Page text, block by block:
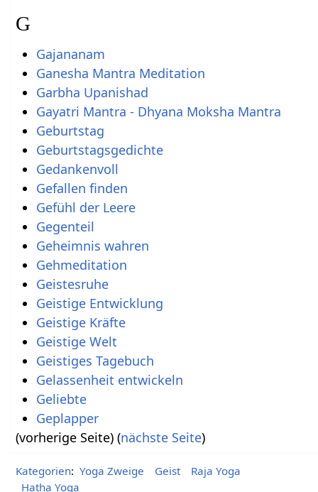
G
Gajananam
Ganesha Mantra Meditation
Garbha Upanishad
Gayatri Mantra - Dhyana Moksha Mantra
Geburtstag
Geburtstagsgedichte
Gedankenvoll
Gefallen finden
Gefühl der Leere
Gegenteil
Geheimnis wahren
Gehmeditation
Geistesruhe
Geistige Entwicklung
Geistige Kräfte
Geistige Welt
Geistiges Tagebuch
Gelassenheit entwickeln
Geliebte
Geplapper
(vorherige Seite) (nächste Seite)
Kategorien: Yoga Zweige Geist
Raja Yoga
Hatha Yoga